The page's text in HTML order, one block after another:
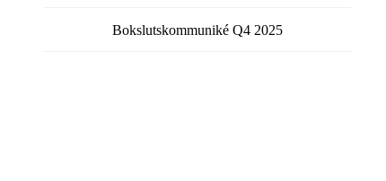
Bokslutskommuniké Q4 2025